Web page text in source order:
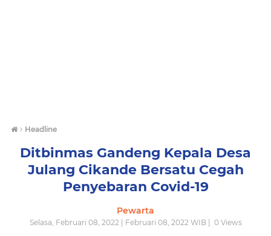
› Headline
Ditbinmas Gandeng Kepala Desa
Julang Cikande Bersatu Cegah
Penyebaran Covid-19
Pewarta
Selasa, Februari 08, 2022 | Februari 08, 2022 WIB | 0Views